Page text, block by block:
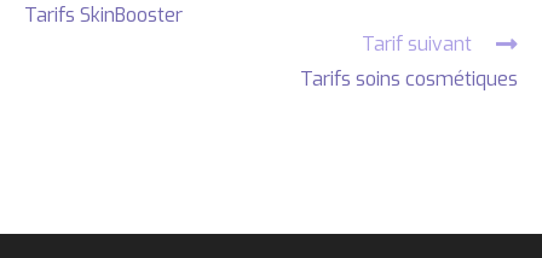
Tarifs SkinBooster
Tarif suivant
Tarifs soins cosmétiques